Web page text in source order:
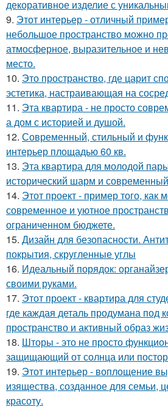
декоративное изделие с
9. Этот интерьер - отличный
небольшое пространство можно
атмосферное, выразительное и
место.
10. Это пространство, где царит
эстетика, настраивающая на
11. Эта квартира - не просто
а дом с историей и душой.
12. Современный, стильный и
интерьер площадью 60 кв.
13. Эта квартира для молодой
исторический шарм и
14. Этот проект - пример того, как
современное и уютное
ограниченном бюджете.
15. Дизайн для безопасности.
покрытия, скругленные углы
16. Идеальный порядок:
своими руками.
17. Этот проект - квартира для
где каждая деталь продумана под
пространство и активный образ
18. Шторы - это не просто
защищающий от солнца или
19. Этот интерьер - воплощение
изящества, созданное для семьи,
красоту.